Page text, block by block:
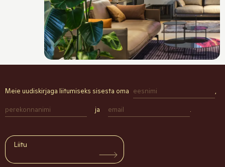
Meie uudiskirjaga liitumiseks sisesta oma ,
ja .
Liitu